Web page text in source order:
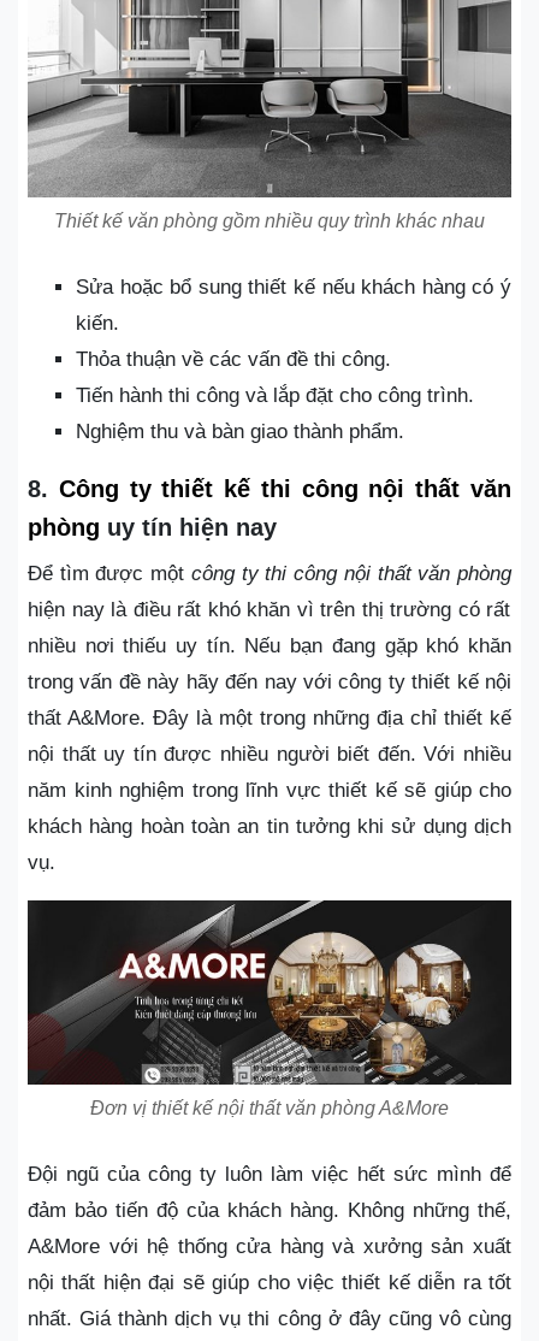
Thiết kế văn phòng gồm nhiều quy trình khác nhau
Sửa hoặc bổ sung thiết kế nếu khách hàng có ý
kiến.
Thỏa thuận về các vấn đề thi công.
Tiến hành thi công và lắp đặt cho công trình.
Nghiệm thu và bàn giao thành phẩm.
8. Công ty thiết kế thi công nội thất văn
phòng uy tín hiện nay
Để tìm được một công ty thi công nội thất văn phòng
hiện nay là điều rất khó khăn vì trên thị trường có rất
nhiều nơi thiếu uy tín. Nếu bạn đang gặp khó khăn
trong vấn đề này hãy đến nay với công ty thiết kế nội
thất A&More. Đây là một trong những địa chỉ thiết kế
nội thất uy tín được nhiều người biết đến. Với nhiều
năm kinh nghiệm trong lĩnh vực thiết kế sẽ giúp cho
khách hàng hoàn toàn an tin tưởng khi sử dụng dịch
vụ.
Đơn vị thiết kế nội thất văn phòng A&More
Đội ngũ của công ty luôn làm việc hết sức mình để
đảm bảo tiến độ của khách hàng. Không những thế,
A&More với hệ thống cửa hàng và xưởng sản xuất
nội thất hiện đại sẽ giúp cho việc thiết kế diễn ra tốt
nhất. Giá thành dịch vụ thi công ở đây cũng vô cùng